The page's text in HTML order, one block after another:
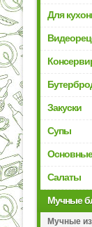
Для
Закуски
Супы
Салаты
Мучные
Мучные